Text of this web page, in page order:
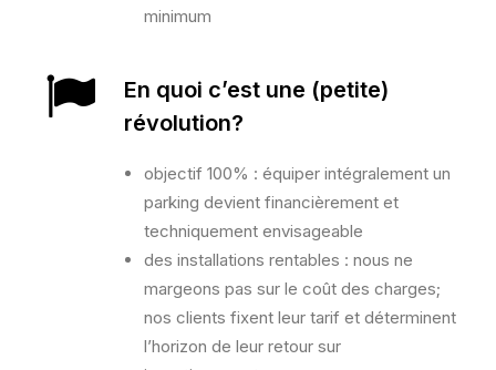
minimum
En quoi c’est une (petite)
révolution?
objectif 100% : équiper intégralement un
parking devient financièrement et
techniquement envisageable
des installations rentables : nous ne
margeons pas sur le coût des charges;
nos clients fixent leur tarif et déterminent
l’horizon de leur retour sur